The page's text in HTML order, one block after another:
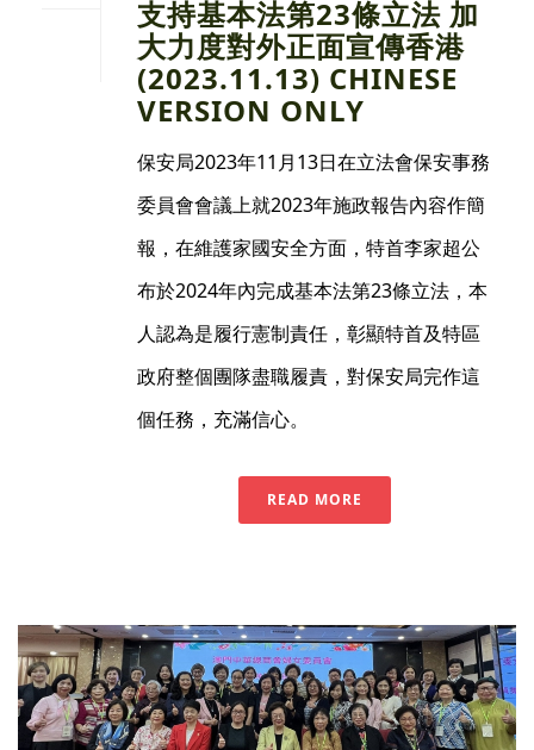
支持基本法第23條立法 加
大力度對外正面宣傳香港
(2023.11.13) CHINESE
VERSION ONLY
保安局2023年11月13日在立法會保安事務
委員會會議上就2023年施政報告內容作簡
報，在維護家國安全方面，特首李家超公
布於2024年內完成基本法第23條立法，本
人認為是履行憲制責任，彰顯特首及特區
政府整個團隊盡職履責，對保安局完作這
個任務，充滿信心。
READ MORE